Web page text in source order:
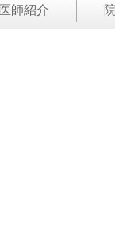
医師紹介